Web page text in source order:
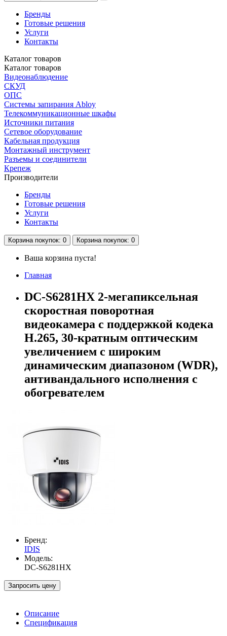
Бренды
Готовые решения
Услуги
Контакты
Каталог товаров
Каталог товаров
Видеонаблюдение
СКУД
ОПС
Системы запирания Abloy
Телекоммуникационные шкафы
Источники питания
Сетевое оборудование
Кабельная продукция
Монтажный инструмент
Разъемы и соединители
Крепеж
Производители
Бренды
Готовые решения
Услуги
Контакты
Корзинапокупок: 0 Корзинапокупок: 0
Ваша корзина пуста!
Главная
DC-S6281HX 2-мегапиксельная
скоростная поворотная
видеокамера с поддержкой кодека
H.265, 30-кратным оптическим
увеличением с широким
динамическим диапазоном (WDR),
антивандального исполнения с
обогревателем
Бренд:
IDIS
Модель:
DC-S6281HX
Запросить цену
Описание
Спецификация